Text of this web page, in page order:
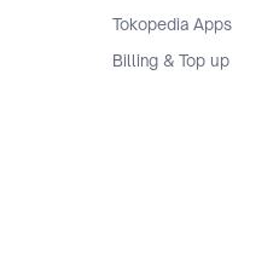
Tokopedia Apps
Billing & Top up